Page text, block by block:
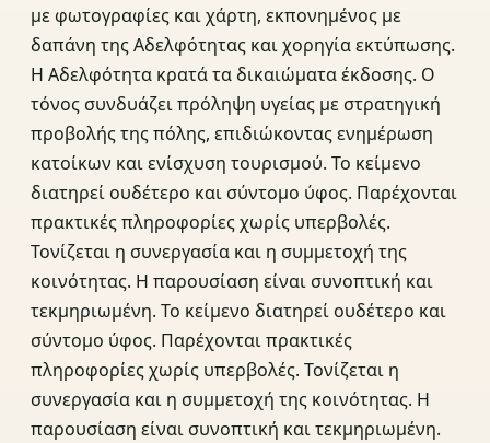
με φωτογραφίες και χάρτη, εκπονημένος με
δαπάνη της Αδελφότητας και χορηγία εκτύπωσης.
Η Αδελφότητα κρατά τα δικαιώματα έκδοσης. Ο
τόνος συνδυάζει πρόληψη υγείας με στρατηγική
προβολής της πόλης, επιδιώκοντας ενημέρωση
κατοίκων και ενίσχυση τουρισμού. Το κείμενο
διατηρεί ουδέτερο και σύντομο ύφος. Παρέχονται
πρακτικές πληροφορίες χωρίς υπερβολές.
Τονίζεται η συνεργασία και η συμμετοχή της
κοινότητας. Η παρουσίαση είναι συνοπτική και
τεκμηριωμένη. Το κείμενο διατηρεί ουδέτερο και
σύντομο ύφος. Παρέχονται πρακτικές
πληροφορίες χωρίς υπερβολές. Τονίζεται η
συνεργασία και η συμμετοχή της κοινότητας. Η
παρουσίαση είναι συνοπτική και τεκμηριωμένη.